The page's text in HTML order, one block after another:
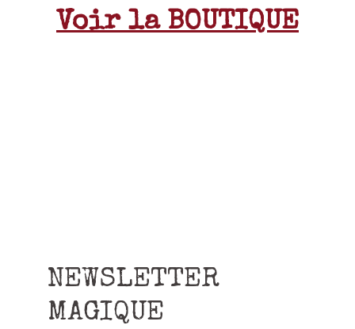
Voir la BOUTIQUE
NEWSLETTER
MAGIQUE